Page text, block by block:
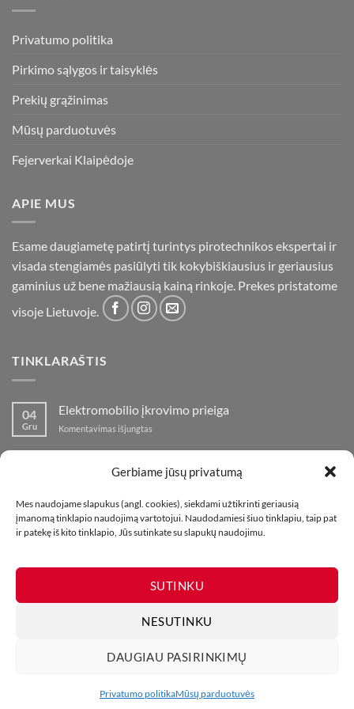
Gerbiame jūsų privatumą
Mes naudojame slapukus (angl. cookies), siekdami užtikrinti geriausią
įmanomą tinklapio naudojimą vartotojui. Naudodamiesi šiuo tinklapiu, taip pat
ir patekę iš kito tinklapio, Jūs sutinkate su slapukų naudojimu.
SUTINKU
NESUTINKU
DAUGIAU PASIRINKIMŲ
Privatumo politikaMūsų parduotuvės
Privatumo politika
Pirkimo sąlygos ir taisyklės
Prekių grąžinimas
Mūsų parduotuvės
Fejerverkai Klaipėdoje
APIE MUS
Esame daugiametę patirtį turintys pirotechnikos ekspertai ir
visada stengiamės pasiūlyti tik kokybiškiausius ir geriausius
gaminius už bene mažiausią kainą rinkoje. Prekes pristatome
visoje Lietuvoje.
TINKLARAŠTIS
04
Gru
Elektromobilio įkrovimo prieiga
Komentavimas išjungtas
prieiga
Komentavimas išjungtasįraše
fejerverkų
parduotuvė
Klaipedoje!
01
Lap
Kaip fotografuoti fejerverkus
Komentavimas išjungtasįraše
fejerverkus
MŪSŲ PARDUOTUVĖS KONTAKTAI TINKLARAŠTIS
UAB Bombikė